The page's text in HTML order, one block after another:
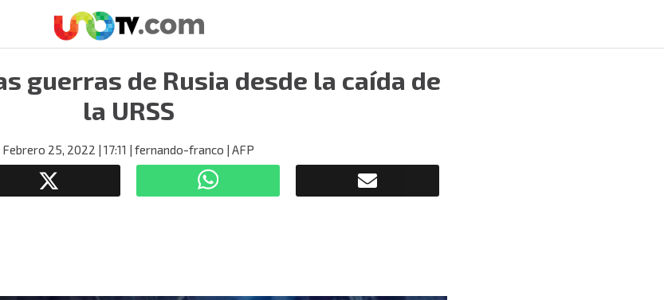
guerras de Rusia desde la caída de
la URSS
Febrero 25, 2022 | 17:11 | fernando-franco | AFP